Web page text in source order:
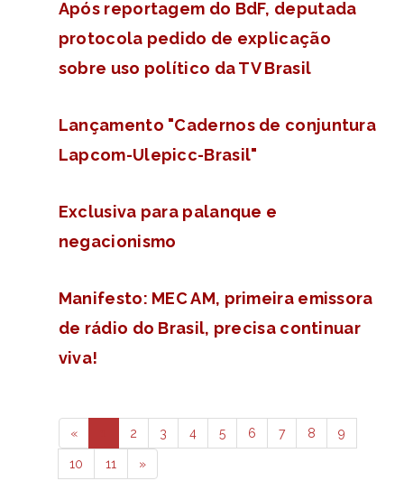
Após reportagem do BdF, deputada
protocola pedido de explicação
sobre uso político da TV Brasil
Lançamento "Cadernos de conjuntura
Lapcom-Ulepicc-Brasil"
Exclusiva para palanque e
negacionismo
Manifesto: MEC AM, primeira emissora
de rádio do Brasil, precisa continuar
viva!
« 2 3 4 5 6 7 8 9
10 11 »